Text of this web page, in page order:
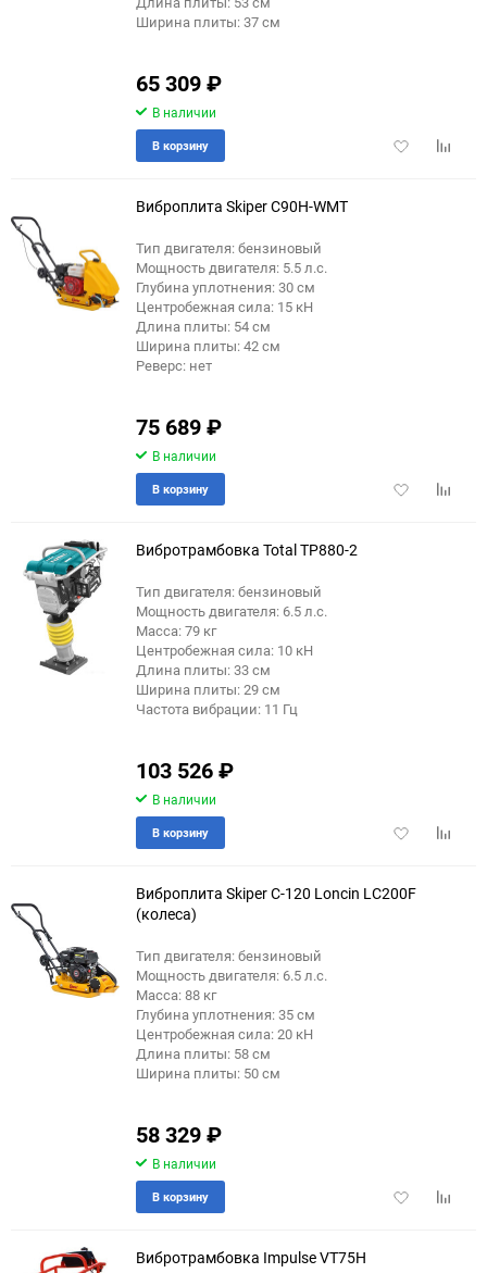
Ширина плиты: 37 см
65 309₽
В наличии
Добавить
В корзину
Виброплита Skiper C90H-WMT
Тип двигателя: бензиновый
Мощность двигателя: 5.5 л.с.
Глубина уплотнения: 30 см
Центробежная сила: 15 кН
Длина плиты: 54 см
Ширина плиты: 42 см
Реверс: нет
75 689₽
В наличии
Добавить
В корзину
Вибротрамбовка Total TP880-2
Тип двигателя: бензиновый
Мощность двигателя: 6.5 л.с.
Масса: 79 кг
Центробежная сила: 10 кН
Длина плиты: 33 см
Ширина плиты: 29 см
Частота вибрации: 11 Гц
103 526₽
В наличии
Добавить
В корзину
Виброплита Skiper С-120 Loncin LC200F
(колеса)
Тип двигателя: бензиновый
Мощность двигателя: 6.5 л.с.
Масса: 88 кг
Глубина уплотнения: 35 см
Центробежная сила: 20 кН
Длина плиты: 58 см
Ширина плиты: 50 см
58 329₽
В наличии
Добавить
В корзину
Вибротрамбовка Impulse VT75H